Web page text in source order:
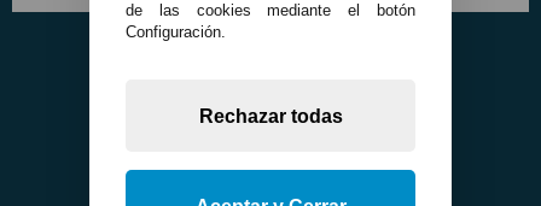
de las cookies mediante el botón
Configuración.
Rechazar todas